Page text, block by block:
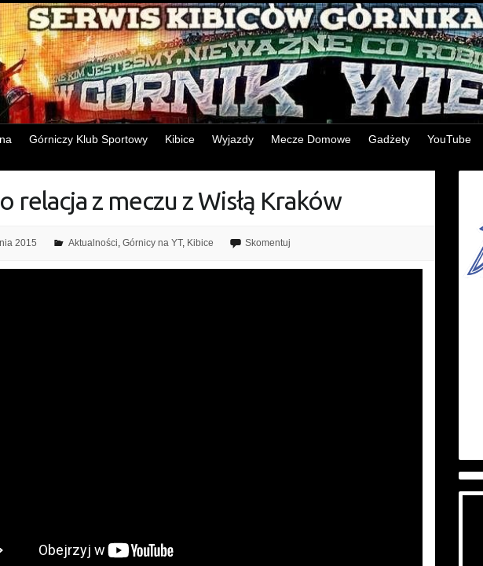
Górniczy Klub Sportowy Kibice Wyjazdy Mecze Domowe Gadżety YouTube
relacja z meczu z Wisłą Kraków
2015 Aktualności, Górnicy na YT, Kibice Skomentuj